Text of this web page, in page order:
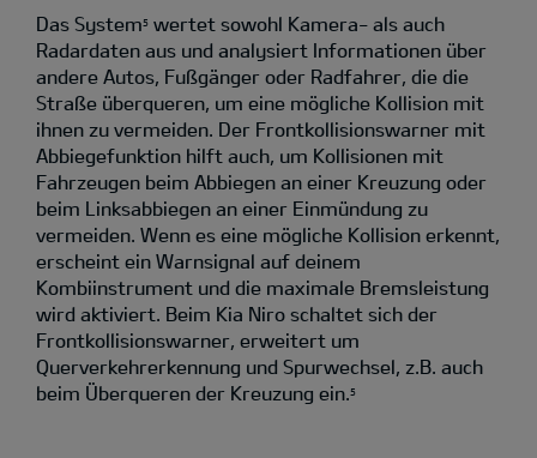
Das System5 wertet sowohl Kamera- als auch
Radardaten aus und analysiert Informationen über
andere Autos, Fußgänger oder Radfahrer, die die
Straße überqueren, um eine mögliche Kollision mit
ihnen zu vermeiden. Der Frontkollisionswarner mit
Abbiegefunktion hilft auch, um Kollisionen mit
Fahrzeugen beim Abbiegen an einer Kreuzung oder
beim Linksabbiegen an einer Einmündung zu
vermeiden. Wenn es eine mögliche Kollision erkennt,
erscheint ein Warnsignal auf deinem
Kombiinstrument und die maximale Bremsleistung
wird aktiviert. Beim Kia Niro schaltet sich der
Frontkollisionswarner, erweitert um
Querverkehrerkennung und Spurwechsel, z.B. auch
beim Überqueren der Kreuzung ein.5